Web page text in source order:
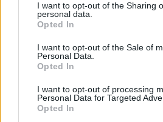
I want to opt-out of the Sharing
personal data.
Opted In
I want to opt-out of the Sale of
Personal Data.
Opted In
I want to opt-out of processing
Personal Data for Targeted
Opted In
KALAMATA και την
πιστεύοντας ότι για την
KALAMATA OLIVES
νομοί της Ελλάδας
παγκόσμιο brand, άρα είναι
και αφορά όλους τους
την ελιά ποικιλίας καλαμών.